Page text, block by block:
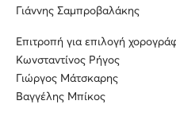
Γιάννης Σαμπροβαλάκης
Επιτροπή για επιλογή
Κωνσταντίνος Ρήγος
Γιώργος Μάτσκαρης
Βαγγέλης Μπίκος